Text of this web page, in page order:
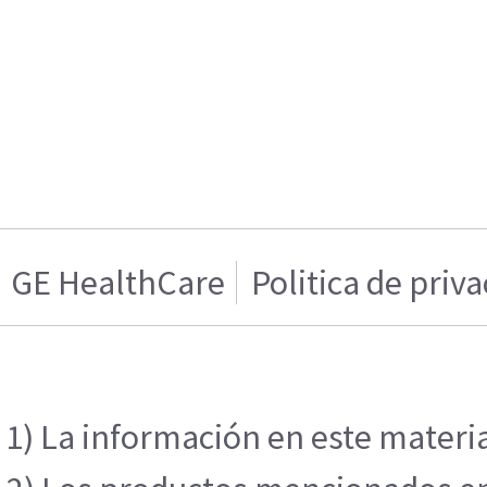
GE HealthCare Politica de
1) La información en este